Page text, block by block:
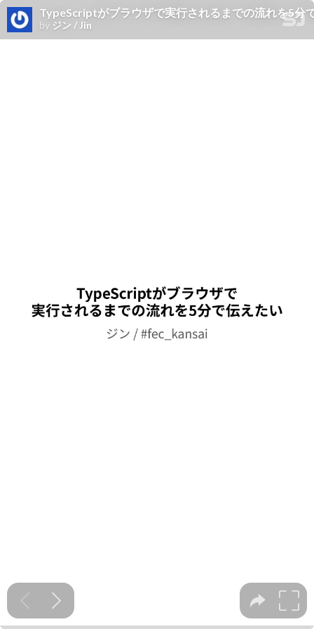
TypeScriptがブラウザで実行されるまでの流れを5分
by ジン / Jin